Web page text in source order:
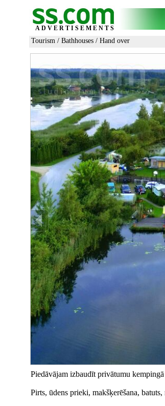
ADVERTISEMENTS
Tourism / Bathhouses / Hand over
Piedāvājam izbaudīt privātumu
Pirts, ūdens prieki, makšķerēšana,